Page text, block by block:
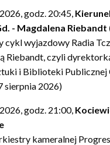
godz. 20:45,
- Magdalena Riebandt
cykl wyjazdowy Radia
Riebandt, czyli
i Biblioteki Publicznej
sierpnia 2026)
godz. 21:00,
kameralnej